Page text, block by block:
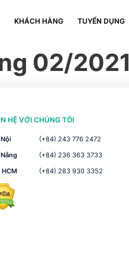
KHÁCH HÀNG TUYỂN DỤNG
02/2021
HỆ VỚI CHÚNG TÔI
(+84) 243 776 2472
(+84) 236 363 3733
HCM
(+84) 283 930 3352